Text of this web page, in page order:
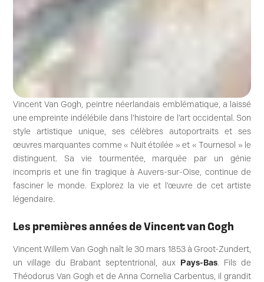
Vincent Van Gogh, peintre néerlandais emblématique, a laissé
une empreinte indélébile dans l’histoire de l’art occidental. Son
style artistique unique, ses célèbres autoportraits et ses
œuvres marquantes comme « Nuit étoilée » et « Tournesol » le
distinguent. Sa vie tourmentée, marquée par un génie
incompris et une fin tragique à Auvers-sur-Oise, continue de
fasciner le monde. Explorez la vie et l’œuvre de cet artiste
légendaire.
Les premières années de Vincent van Gogh
Vincent Willem Van Gogh naît le 30 mars 1853 à Groot-Zundert,
un village du Brabant septentrional, aux Pays-Bas. Fils de
Théodorus Van Gogh et de Anna Cornelia Carbentus, il grandit